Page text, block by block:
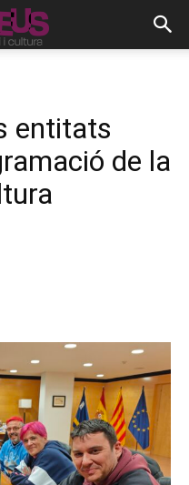
entitats
de la